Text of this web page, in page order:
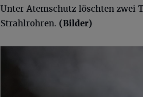
Unter Atemschutz löschten zwei
Strahlrohren. (Bilder)